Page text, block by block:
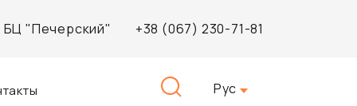
БЦ "Печерский" +38 (067) 230-71-81
Рус